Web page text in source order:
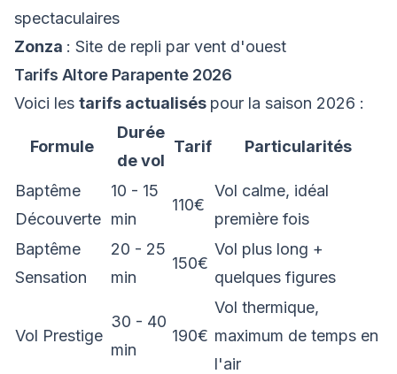
spectaculaires
Zonza : Site de repli par vent d'ouest
Tarifs Altore Parapente 2026
Voici les tarifs actualisés pour la saison 2026 :
Formule
Durée
de vol
Tarif Particularités
Baptême
Découverte
10 - 15
min
110€
Vol calme, idéal
première fois
Baptême
Sensation
20 - 25
min
150€
Vol plus long +
quelques figures
Vol Prestige
30 - 40
min
190€
Vol thermique,
maximum de temps en
l'air